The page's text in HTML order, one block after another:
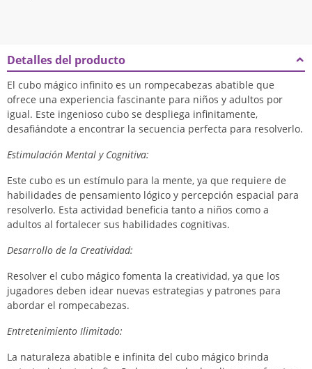
Detalles del producto
El cubo mágico infinito es un rompecabezas abatible que
ofrece una experiencia fascinante para niños y adultos por
igual. Este ingenioso cubo se despliega infinitamente,
desafiándote a encontrar la secuencia perfecta para resolverlo.
Estimulación Mental y Cognitiva:
Este cubo es un estímulo para la mente, ya que requiere de
habilidades de pensamiento lógico y percepción espacial para
resolverlo. Esta actividad beneficia tanto a niños como a
adultos al fortalecer sus habilidades cognitivas.
Desarrollo de la Creatividad:
Resolver el cubo mágico fomenta la creatividad, ya que los
jugadores deben idear nuevas estrategias y patrones para
abordar el rompecabezas.
Entretenimiento Ilimitado:
La naturaleza abatible e infinita del cubo mágico brinda